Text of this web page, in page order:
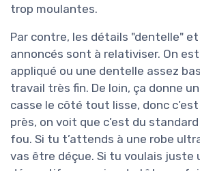
trop moulantes.
Par contre, les détails "dentelle"
annoncés sont à relativiser. On
appliqué ou une dentelle assez
travail très fin. De loin, ça donne
casse le côté tout lisse, donc
près, on voit que c’est du
fou. Si tu t’attends à une robe
vas être déçue. Si tu voulais